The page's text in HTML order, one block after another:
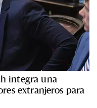
integra una
extranjeros para